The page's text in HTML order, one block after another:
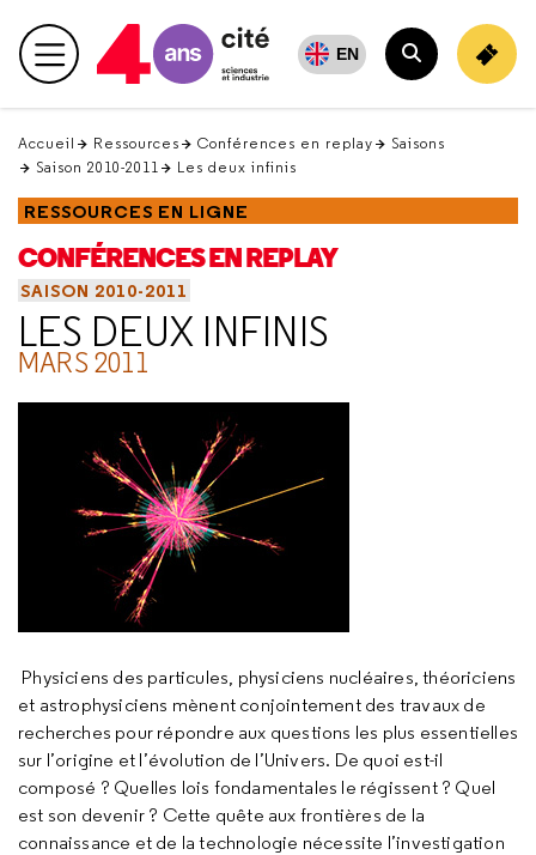
en
haut Menu principal EN
Rechercher
Accueil Ressources Conférences en replay
Saisons
Saison 2010-2011
Les deux infinis
RESSOURCES EN LIGNE
CONFÉRENCES EN REPLAY
SAISON 2010-2011
LES DEUX INFINIS
MARS 2011
Physiciens des particules, physiciens nucléaires, théoriciens
et astrophysiciens mènent conjointement des travaux de
recherches pour répondre aux questions les plus essentielles
sur l’origine et l’évolution de l’Univers. De quoi est-il
composé ? Quelles lois fondamentales le régissent ? Quel
est son devenir ? Cette quête aux frontières de la
connaissance et de la technologie nécessite l’investigation